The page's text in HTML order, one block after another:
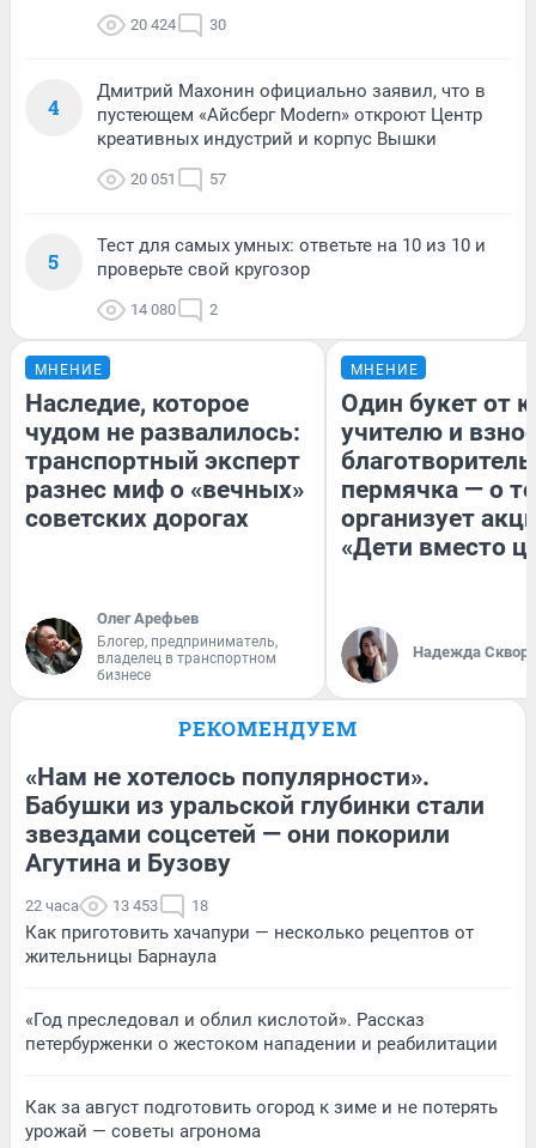
20 424 30
4
Дмитрий Махонин официально заявил, что в
пустеющем «Айсберг Modern» откроют Центр
креативных индустрий и корпус Вышки
20 051 57
5
Тест для самых умных: ответьте на 10 из 10 и
проверьте свой кругозор
14 080 2
МНЕНИЕ
Наследие, которое
чудом не развалилось:
транспортный эксперт
разнес миф о «вечных»
советских дорогах
Олег Арефьев
Блогер, предприниматель,
владелец в транспортном
бизнесе
МНЕНИЕ
Один букет от
учителю и
пермячка — о
организует
«Дети вместо
Надежда
РЕКОМЕНДУЕМ
«Нам не хотелось популярности».
Бабушки из уральской глубинки стали
звездами соцсетей — они покорили
Агутина и Бузову
22 часа 13 453 18
Как приготовить хачапури — несколько рецептов от
жительницы Барнаула
«Год преследовал и облил кислотой». Рассказ
петербурженки о жестоком нападении и реабилитации
Как за август подготовить огород к зиме и не потерять
урожай — советы агронома